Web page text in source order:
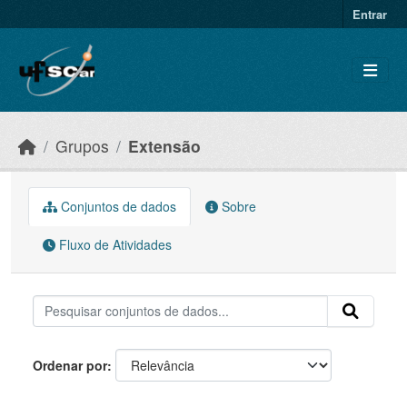
Entrar
Grupos Extensão
Conjuntos de dados Sobre
Fluxo de Atividades
Ordenar por